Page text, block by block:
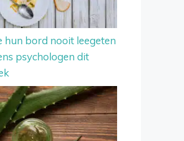
hun bord nooit leegeten
psychologen dit